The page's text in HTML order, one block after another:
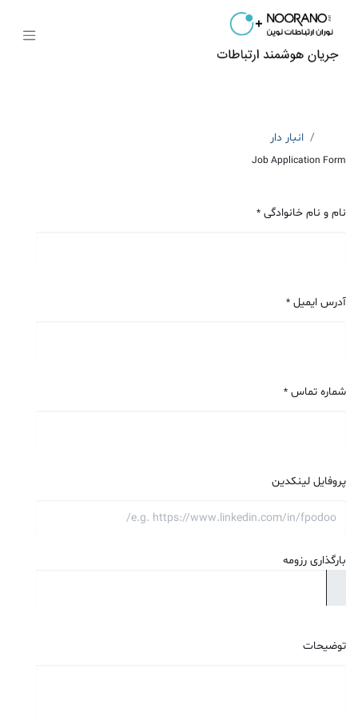
انبار دار
Job Application Form
نام و نام خانوادگی *
آدرس ایمیل *
شماره تماس *
پروفایل لینکدین
بارگذاری رزومه
توضیحات